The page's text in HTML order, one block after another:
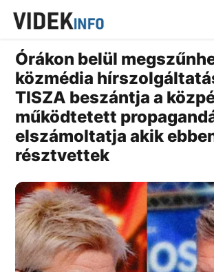
Órákon belül
közmédia
TISZA beszántja a
működtetett
elszámoltatja akik
résztvettek